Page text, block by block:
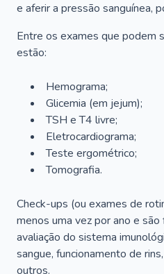
e aferir a pressão sanguínea,
Entre os exames que podem
estão:
Hemograma;
Glicemia (em jejum);
TSH e T4 livre;
Eletrocardiograma;
Teste ergométrico;
Tomografia.
Check-ups (ou exames de
menos uma vez por ano e são
avaliação do sistema
sangue, funcionamento de
outros.